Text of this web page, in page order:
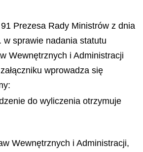
Prezesa Rady Ministrów z dnia
w sprawie nadania statutu
Wewnętrznych i Administracji
wprowadza się
do wyliczenia otrzymuje
Wewnętrznych i Administracji,